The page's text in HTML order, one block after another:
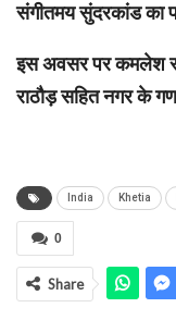
संगीतमय सुंदरकांड का
इस अवसर पर कमलेश
राठौड़ सहित नगर के
India Khetia
0
Share